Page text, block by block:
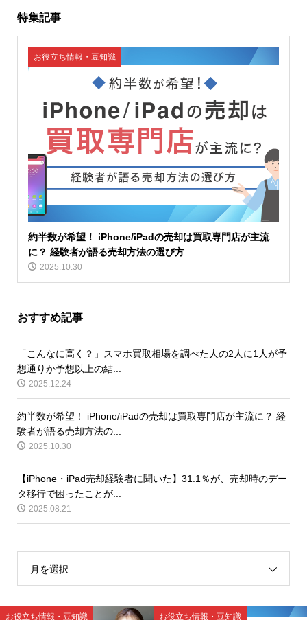
特集記事
お役立ち情報・豆知識
約半数が希望！ iPhone/iPadの売却は買取専門店が主流
に？ 経験者が語る売却方法の選び方
2025.10.30
おすすめ記事
「こんなに高く？」スマホ買取相場を調べた人の2人に1人が予
想通りか予想以上の結...
2025.12.24
約半数が希望！ iPhone/iPadの売却は買取専門店が主流に？ 経
験者が語る売却方法の...
2025.10.30
【iPhone・iPad売却経験者に聞いた】31.1％が、売却時のデー
タ移行で困ったことが...
2025.08.21
月を選択
お役立ち情報・豆知識 お役立ち情報・豆知識